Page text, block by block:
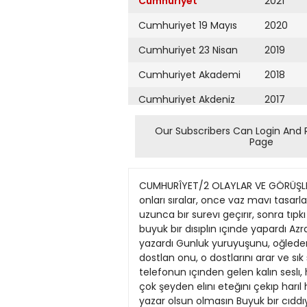
Cumhuriyet 19 Mayıs
Cumhuriyet 23 Nisan
Cumhuriyet Akademi
Cumhuriyet Akdeniz
Cumhuriyet Alışveriş
Cumhuriyet Ankara
Cumhuriyet Büyük
Taaruz
Cumhuriyet
Cumartesi
Cumhuriyet Çevre
2020
2019
2018
2017
2016
2015
2013
2012
2011
2010
2009
Our Subscribers Can Login And
Page
CUMHURÎYET/2 OLAYLAR VE GÖRÜŞLER Kendine ozgu bır çalışma >on temı vardı onun Işledığı her konuda, yuzlerce kaynak tarar, a>ırır, onları sıralar, once vaz mavı tasarladıklarını, yazar olsun olmasın, dostlarına anlatır, anlatır, onların vamtlarını cıddıvetle dınler, bovlece uzunca bır surevı geçırır, sonra tıpkı gebe lık suresı dolmuş bır kadının doğurmaya başlaması gıbı hızla, >azmaya koyulurdu Çalışmalarını buyuk bır dısıplın ıçınde yapardı Azra Erhat Sabah erken kalkar, jımnastığını yapar, yemeklerını daıma olçulu ver, vazılannı makınede yazardı Gunluk yuruyuşunu, oğleden sonrakı kısa dınlenmesını, akşam ustu çahşmasını hep aynı tempo ıçınde surdururdu Gun boyu dostlan onu, o dostlarını arar ve sık sık onlarla bır arada olurdu Ondakı vefa duyğusu, arkadaşlarını arayıp sormadakı tıtızlığı ve çalan telefonun ıçınden gelen kalın seslı, heyecan dolu "Aloo"ları dah? yıllarca unutulmayacaktır Azra Erhat sıkı bır dısıplın ıçınde, adeta pek çok şeyden elını eteğını çekıp harıl harıl çalışarak peteğını doldurduktan sonra >azdıklarını okumak, eleştırılennı almak ıster çevresının yazar olsun olmasın Buyuk bır cıddıyetle dınler soylenenlerı ve ınanılmaz şekılde çözumler bulur takıldığı noktalara Orneğın bır sozcuk aramaktadır, bu konuşmalar sırasında buluverır onu, sevınçten uçar Evet, eleştırılen buyuk bır hoşgoruvle, kendı ıstencıyle almış, onları değerlendırır ve ıçı rahatlamış olarak yazısını sonuçlandırır URETKENLIGESAVGI Aydın bır ınsan olarak, Azra Erhat'ın en onemlı bır ozellığı de uretkenlığı, uretılen, emek verılen her şeye duyduğu saygısıydı Çaba sonucu ortaya çıkarılan her turlu eserı coşkuyla karşılar, yurekten kutlar, eleştırılerınde her zaman yapıcı olurdu Kıncı, saygısız eleştırılere asla başvurmaz, kendısıne yapılanlara da çok şaşar ve uzulurdu Otekı sanatçılara karşı, onun kışılığınde gelışen bu dostça >akIaşım, sa>gı ve sevgı dolu yapıcı, destekleyıcı, hoşgoru dolu eleştırı ve tartışma eğılımını gözledıkten sonra, aydınlarımızın bırçoğunun kendınden başkasını tanımaz, yıkıcı, cesaret kıncı, öfkelı, kavgalı, verden yere vurucu eleştırılerını anlamlı bul mak ınsana bıraz zor gelıyor Azra Erhat ustalarına olan saygısı ve vefasıyla ınanılmaz bır bağlılık örneğı sergılemış ve bunun oğretısını vermıştır bır ömur boyu Insanlan bırlıkte olmaya, guzel, sağlıklı, ve zor koşullan paylaşmaya yönlendıren Mavı Yolculuklar, onun tıtız ve odun vermez çabalanyla gerçek anlamından sapmadan vaşama geçırılmış, yazılmış, çızılmıştır Onunla yolculuk vapan her ınsan dağarcığına yuzlerce kıtap doldurmuşçasına aydınlanmış, dunyava ofke ve